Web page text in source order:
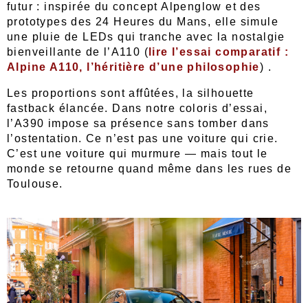
futur : inspirée du concept Alpenglow et des
prototypes des 24 Heures du Mans, elle simule
une pluie de LEDs qui tranche avec la nostalgie
bienveillante de l’A110 ( lire l’essai comparatif :
Alpine A110, l’héritière d’une philosophie) .
Les proportions sont affûtées, la silhouette
fastback élancée. Dans notre coloris d’essai,
l’A390 impose sa présence sans tomber dans
l’ostentation. Ce n’est pas une voiture qui crie.
C’est une voiture qui murmure — mais tout le
monde se retourne quand même dans les rues de
Toulouse.